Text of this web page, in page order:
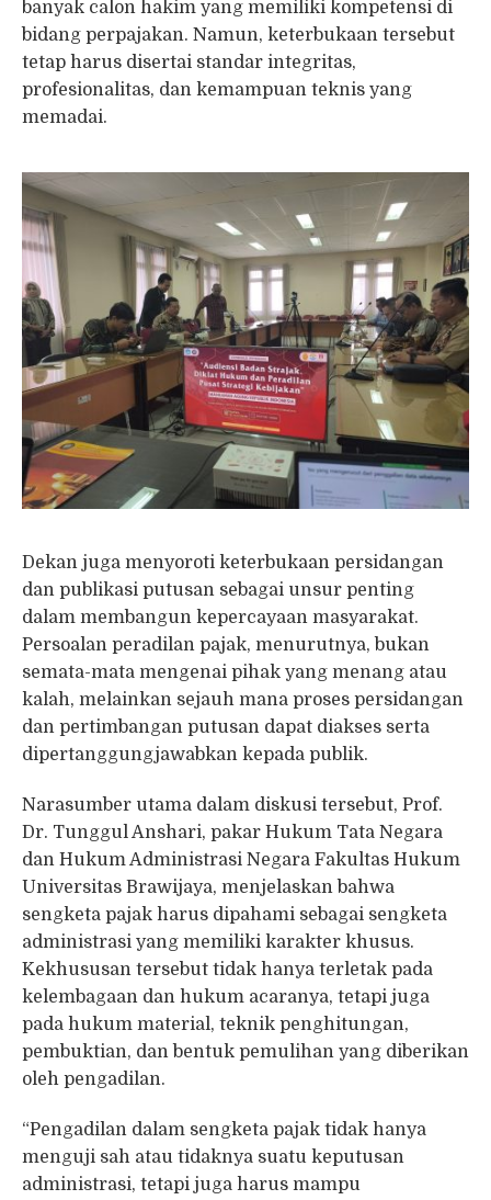
banyak calon hakim yang memiliki kompetensi di
bidang perpajakan. Namun, keterbukaan tersebut
tetap harus disertai standar integritas,
profesionalitas, dan kemampuan teknis yang
memadai.
Dekan juga menyoroti keterbukaan persidangan
dan publikasi putusan sebagai unsur penting
dalam membangun kepercayaan masyarakat.
Persoalan peradilan pajak, menurutnya, bukan
semata-mata mengenai pihak yang menang atau
kalah, melainkan sejauh mana proses persidangan
dan pertimbangan putusan dapat diakses serta
dipertanggungjawabkan kepada publik.
Narasumber utama dalam diskusi tersebut, Prof.
Dr. Tunggul Anshari, pakar Hukum Tata Negara
dan Hukum Administrasi Negara Fakultas Hukum
Universitas Brawijaya, menjelaskan bahwa
sengketa pajak harus dipahami sebagai sengketa
administrasi yang memiliki karakter khusus.
Kekhususan tersebut tidak hanya terletak pada
kelembagaan dan hukum acaranya, tetapi juga
pada hukum material, teknik penghitungan,
pembuktian, dan bentuk pemulihan yang diberikan
oleh pengadilan.
“Pengadilan dalam sengketa pajak tidak hanya
menguji sah atau tidaknya suatu keputusan
administrasi, tetapi juga harus mampu